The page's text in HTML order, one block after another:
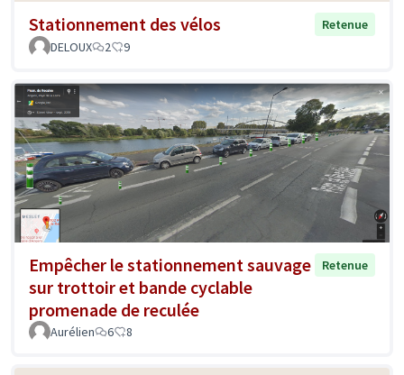
Stationnement des vélos
Retenue
DELOUX
2 9
Empêcher le stationnement sauvage
sur trottoir et bande cyclable
promenade de reculée
Retenue
Aurélien 6 8